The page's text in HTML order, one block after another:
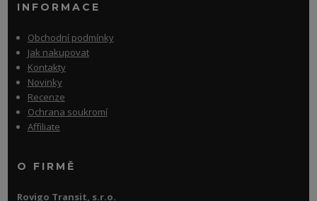
INFORMACE
Obchodní podmínky
Jak nakupovat
Kontakty
Novinky
Recenze
Ochrana soukromí
Affiliate
O FIRMĚ
Rovigo Transit, s.r.o.